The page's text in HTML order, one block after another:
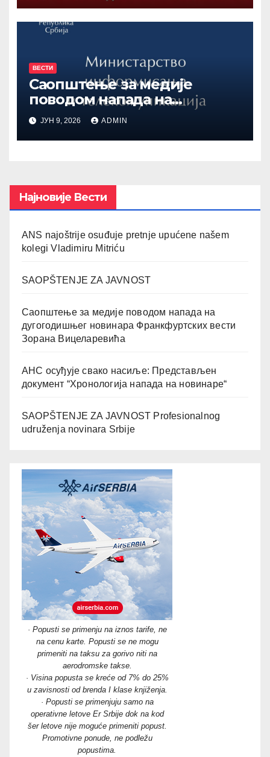
ВЕСТИ
Саопштење за медије
поводом напада на
дугогодишњег новинара
Франкфуртских вести
Зорана Вицеларевића
ЈУН 9, 2026 ADMIN
Најновије Вести
ANS najoštrije osuđuje pretnje upućene našem
kolegi Vladimiru Mitriću
SAOPŠTENJE ZA JAVNOST
Саопштење за медије поводом напада на
дугогодишњег новинара Франкфуртских вести
Зорана Вицеларевића
АНС осуђује свако насиље: Представљен
документ “Хронологија напада на новинаре“
SAOPŠTENJE ZA JAVNOST Profesionalnog
udruženja novinara Srbije
· Popusti se primenju na iznos tarife, ne
na cenu karte. Popusti se ne mogu
primeniti na taksu za gorivo niti na
aerodromske takse.
· Visina popusta se kreće od 7% do 25%
u zavisnosti od brenda I klase knjiženja.
· Popusti se primenjuju samo na
operativne letove Er Srbije dok na kod
šer letove nije moguće primeniti popust.
Promotivne ponude, ne podležu
popustima.